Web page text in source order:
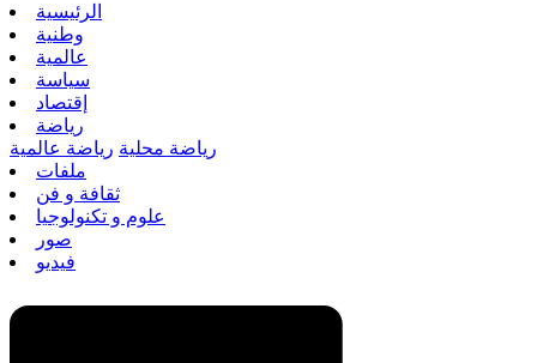
الرئيسية
وطنية
عالمية
سياسة
إقتصاد
رياضة
رياضة محلية رياضة عالمية
ملفات
ثقافة و فن
علوم و تكنولوجيا
صور
فيديو